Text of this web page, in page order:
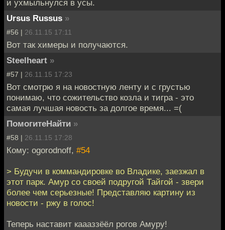
и ухмыльнулся в усы.
Ursus Russus »
#56 | 26.11.15 17:11
Вот так химеры и получаются.
Steelheart »
#57 | 26.11.15 17:23
Вот смотрю я на новостную ленту и с грустью
понимаю, что сожительство козла и тигра - это
самая лучшая новость за долгое время... =(
ПомогитеНайти »
#58 | 26.11.15 17:28
Кому: ogorodnoff, #54
> Будучи в коммандировке во Владике, заезжал в
этот парк. Амур со своей подругой Тайгой - звери
более чем серьезные! Представляю картину из
новости - ржу в голос!
Теперь наставит каааззёёл рогов Амуру!